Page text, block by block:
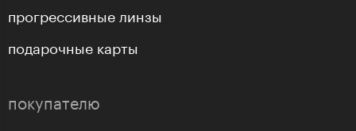
прогрессивные линзы
подарочные карты
покупателю